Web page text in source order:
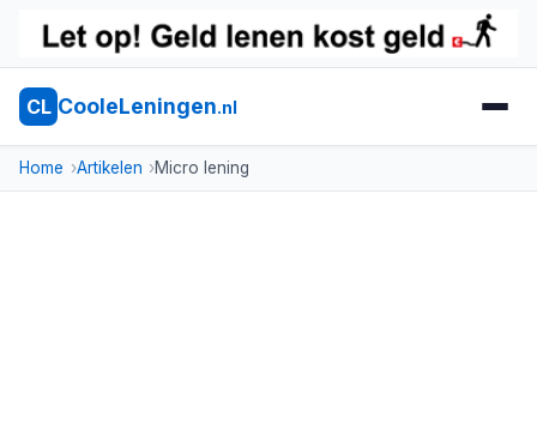
CL CooleLeningen.nl
Home Artikelen Micro lening